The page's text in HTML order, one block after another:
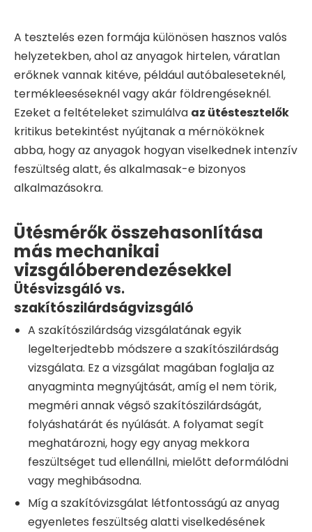
A tesztelés ezen formája különösen hasznos valós
helyzetekben, ahol az anyagok hirtelen, váratlan
erőknek vannak kitéve, például autóbaleseteknél,
termékleeséseknél vagy akár földrengéseknél.
Ezeket a feltételeket szimulálva az ütéstesztelők
kritikus betekintést nyújtanak a mérnököknek
abba, hogy az anyagok hogyan viselkednek intenzív
feszültség alatt, és alkalmasak-e bizonyos
alkalmazásokra.
Ütésmérők összehasonlítása
más mechanikai
vizsgálóberendezésekkel
Ütésvizsgáló vs.
szakítószilárdságvizsgáló
A szakítószilárdság vizsgálatának egyik
legelterjedtebb módszere a szakítószilárdság
vizsgálata. Ez a vizsgálat magában foglalja az
anyagminta megnyújtását, amíg el nem törik,
megméri annak végső szakítószilárdságát,
folyáshatárát és nyúlását. A folyamat segít
meghatározni, hogy egy anyag mekkora
feszültséget tud ellenállni, mielőtt deformálódni
vagy meghibásodna.
Míg a szakítóvizsgálat létfontosságú az anyag
egyenletes feszültség alatti viselkedésének